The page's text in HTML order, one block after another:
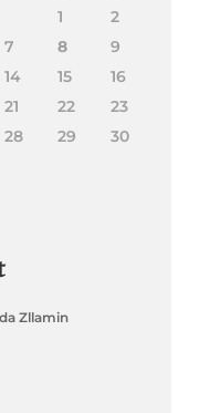
1
2
7 8
9
14 15
16
21 22
23
28 29
30
Zllamin